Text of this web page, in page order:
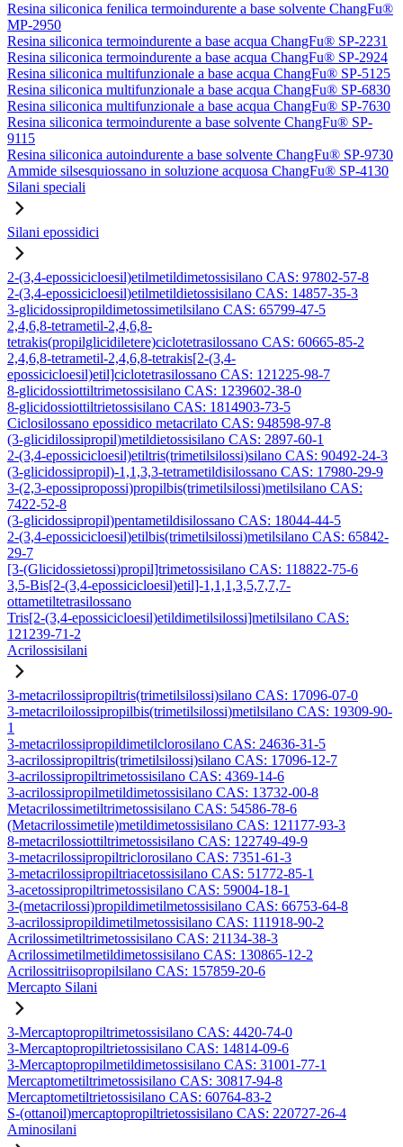
Resina siliconica fenilica termoindurente a base solvente ChangFu®
MP-2950
Resina siliconica termoindurente a base acqua ChangFu® SP-2231
Resina siliconica termoindurente a base acqua ChangFu® SP-2924
Resina siliconica multifunzionale a base acqua ChangFu® SP-5125
Resina siliconica multifunzionale a base acqua ChangFu® SP-6830
Resina siliconica multifunzionale a base acqua ChangFu® SP-7630
Resina siliconica termoindurente a base solvente ChangFu® SP-
9115
Resina siliconica autoindurente a base solvente ChangFu® SP-9730
Ammide silsesquiossano in soluzione acquosa ChangFu® SP-4130
Silani speciali
Silani epossidici
2-(3,4-epossicicloesil)etilmetildimetossisilano CAS: 97802-57-8
2-(3,4-epossicicloesil)etilmetildietossisilano CAS: 14857-35-3
3-glicidossipropildimetossimetilsilano CAS: 65799-47-5
2,4,6,8-tetrametil-2,4,6,8-
tetrakis(propilglicidiletere)ciclotetrasilossano CAS: 60665-85-2
2,4,6,8-tetrametil-2,4,6,8-tetrakis[2-(3,4-
epossicicloesil)etil]ciclotetrasilossano CAS: 121225-98-7
8-glicidossiottiltrimetossisilano CAS: 1239602-38-0
8-glicidossiottiltrietossisilano CAS: 1814903-73-5
Ciclosilossano epossidico metacrilato CAS: 948598-97-8
(3-glicidilossipropil)metildietossisilano CAS: 2897-60-1
2-(3,4-epossicicloesil)etiltris(trimetilsilossi)silano CAS: 90492-24-3
(3-glicidossipropil)-1,1,3,3-tetrametildisilossano CAS: 17980-29-9
3-(2,3-epossipropossi)propilbis(trimetilsilossi)metilsilano CAS:
7422-52-8
(3-glicidossipropil)pentametildisilossano CAS: 18044-44-5
2-(3,4-epossicicloesil)etilbis(trimetilsilossi)metilsilano CAS: 65842-
29-7
[3-(Glicidossietossi)propil]trimetossisilano CAS: 118822-75-6
3,5-Bis[2-(3,4-epossicicloesil)etil]-1,1,1,3,5,7,7,7-
ottametiltetrasilossano
Tris[2-(3,4-epossicicloesil)etildimetilsilossi]metilsilano CAS:
121239-71-2
Acrilossisilani
3-metacrilossipropiltris(trimetilsilossi)silano CAS: 17096-07-0
3-metacriloilossipropilbis(trimetilsilossi)metilsilano CAS: 19309-90-
1
3-metacrilossipropildimetilclorosilano CAS: 24636-31-5
3-acrilossipropiltris(trimetilsilossi)silano CAS: 17096-12-7
3-acrilossipropiltrimetossisilano CAS: 4369-14-6
3-acrilossipropilmetildimetossisilano CAS: 13732-00-8
Metacrilossimetiltrimetossisilano CAS: 54586-78-6
(Metacrilossimetile)metildimetossisilano CAS: 121177-93-3
8-metacrilossiottiltrimetossisilano CAS: 122749-49-9
3-metacrilossipropiltriclorosilano CAS: 7351-61-3
3-metacrilossipropiltriacetossisilano CAS: 51772-85-1
3-acetossipropiltrimetossisilano CAS: 59004-18-1
3-(metacrilossi)propildimetilmetossisilano CAS: 66753-64-8
3-acrilossipropildimetilmetossisilano CAS: 111918-90-2
Acrilossimetiltrimetossisilano CAS: 21134-38-3
Acrilossimetilmetildimetossisilano CAS: 130865-12-2
Acrilossitriisopropilsilano CAS: 157859-20-6
Mercapto Silani
3-Mercaptopropiltrimetossisilano CAS: 4420-74-0
3-Mercaptopropiltrietossisilano CAS: 14814-09-6
3-Mercaptopropilmetildimetossisilano CAS: 31001-77-1
Mercaptometiltrimetossisilano CAS: 30817-94-8
Mercaptometiltrietossisilano CAS: 60764-83-2
S-(ottanoil)mercaptopropiltrietossisilano CAS: 220727-26-4
Aminosilani